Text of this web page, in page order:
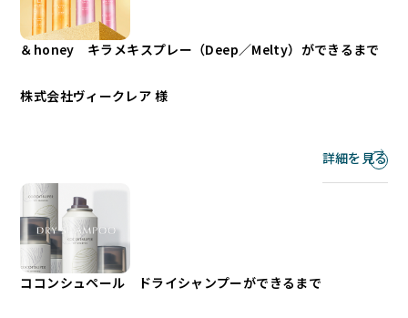
＆honey キラメキスプレー（Deep／Melty）ができるまで
株式会社ヴィークレア 様
詳細を見る
ココンシュペール ドライシャンプーができるまで